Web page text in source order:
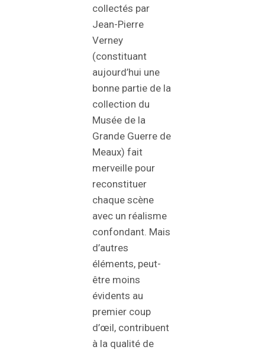
collectés par
Jean-Pierre
Verney
(constituant
aujourd’hui une
bonne partie de la
collection du
Musée de la
Grande Guerre de
Meaux) fait
merveille pour
reconstituer
chaque scène
avec un réalisme
confondant. Mais
d’autres
éléments, peut-
être moins
évidents au
premier coup
d’œil, contribuent
à la qualité de